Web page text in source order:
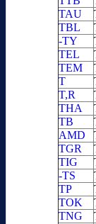
TAU
TBL
-TY
TEL
TEM
T
T,R
THA
TB
AMD
TGR
TIG
-TS
TP
TOK
TNG